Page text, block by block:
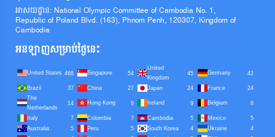
អាសយដ្ឋាន: National Olympic Committee of Cambodia No. 1,
Republic of Poland Blvd. (163), Phnom Penh, 120307, Kingdom of
Cambodia
អនឡាញសម្រាប់ថ្ងៃនេះ
United States 468 Singapore 54
United
Kingdom
45 Germany 42
Brazil 37 China 27 Japan 24 France
24
The
Netherlands
14 Hong Kong 9 Ireland 9 Belgium 8
Italy 7 Colombia 7 Cambodia 5 Mexico
5
Australia
5 Peru 5 South Korea 4 Ukraine
4